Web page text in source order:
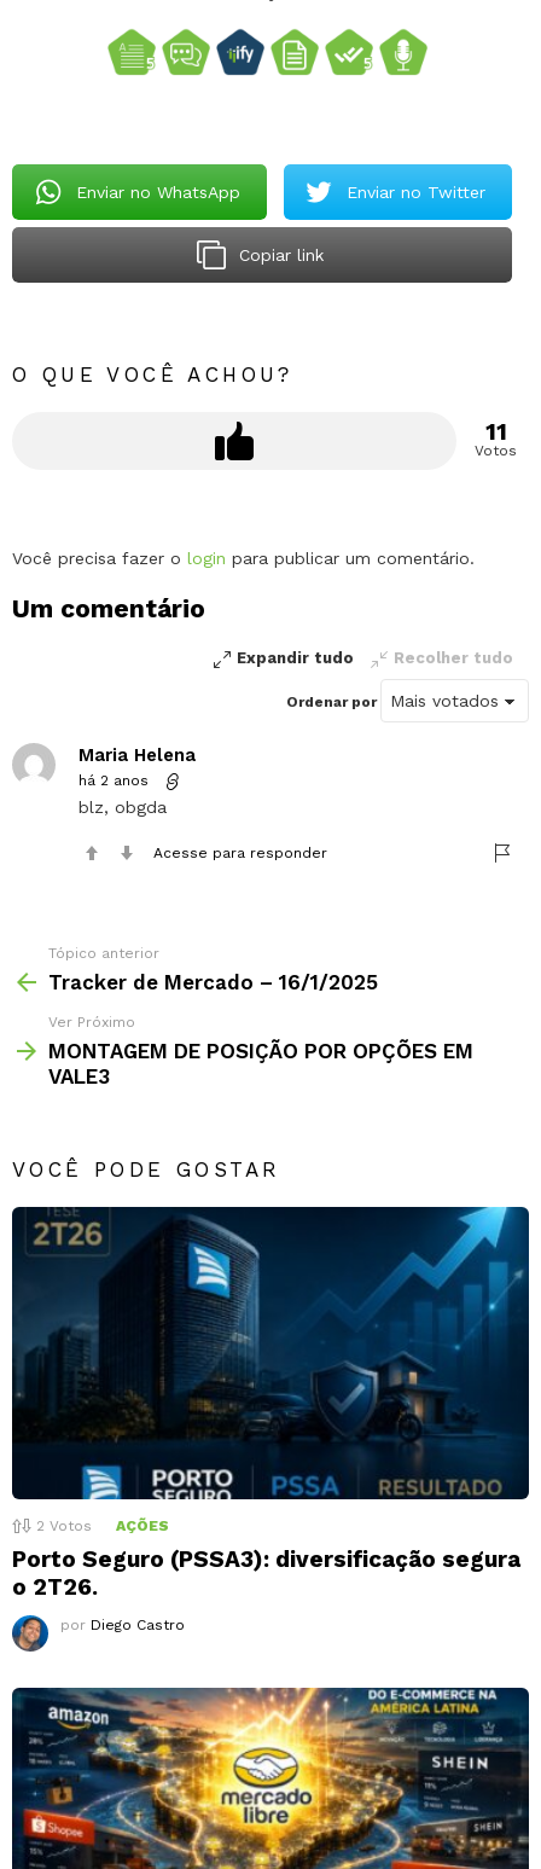
Enviar no WhatsApp Enviar no Twitter
Copiar link
O QUE VOCÊ ACHOU?
11
Votos
Deixe
comentário
Você precisa fazer o login para publicar um comentário.
Um comentário
Expandir tudo Recolher tudo
Ordenar por
Maria Helena
há 2 anos
blz, obgda
Acesse para responder
Tópico anterior
Tracker de Mercado – 16/1/2025
Ver Próximo
MONTAGEM DE POSIÇÃO POR OPÇÕES EM
VALE3
VOCÊ PODE GOSTAR
2 Votos AÇÕES
Porto Seguro (PSSA3): diversificação segura
o 2T26.
por Diego Castro